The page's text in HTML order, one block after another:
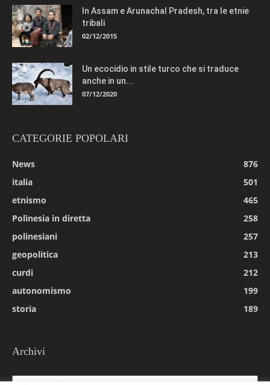
In Assam e Arunachal Pradesh, tra le etnie
tribali
02/12/2015
Un ecocidio in stile turco che si traduce
anche in un...
07/12/2020
CATEGORIE POPOLARI
News
876
italia
501
etnismo
465
Polinesia in diretta
258
polinesiani
257
geopolitica
213
curdi
212
autonomismo
199
storia
189
Archivi
Archivi